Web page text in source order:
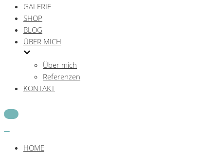
GALERIE
SHOP
BLOG
ÜBER MICH
Über mich
Referenzen
KONTAKT
Navigations-
HOME